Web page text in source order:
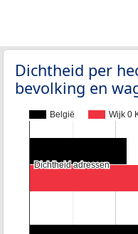
Dichtheid per
bevolking en
België Wijk 0
Dichtheid adressen
Dichtheid adressen